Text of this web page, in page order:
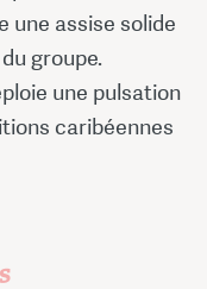
une assise solide
groupe.
une pulsation
caribéennes